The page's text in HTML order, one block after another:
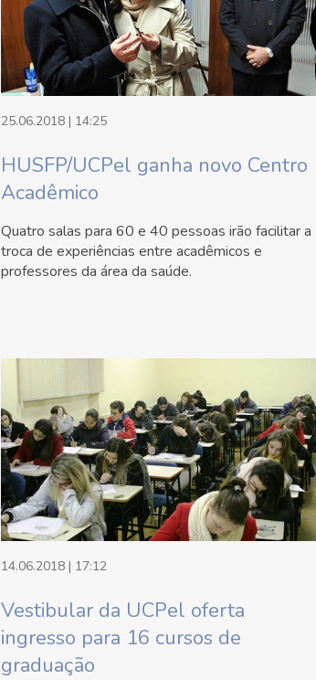
25.06.2018 | 14:25
HUSFP/UCPel ganha novo Centro
Acadêmico
Quatro salas para 60 e 40 pessoas irão facilitar a
troca de experiências entre acadêmicos e
professores da área da saúde.
14.06.2018 | 17:12
Vestibular da UCPel oferta
ingresso para 16 cursos de
graduação